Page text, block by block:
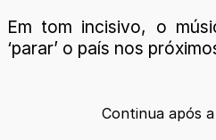
Em tom incisivo, o
‘parar’ o país nos
Continua após